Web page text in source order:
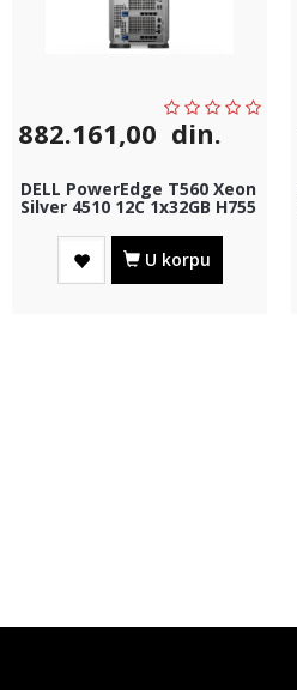
882.161,00 din.
DELL PowerEdge T560 Xeon
Silver 4510 12C 1x32GB H755
U korpu